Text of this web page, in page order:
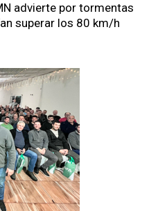
advierte por tormentas
superar los 80 km/h